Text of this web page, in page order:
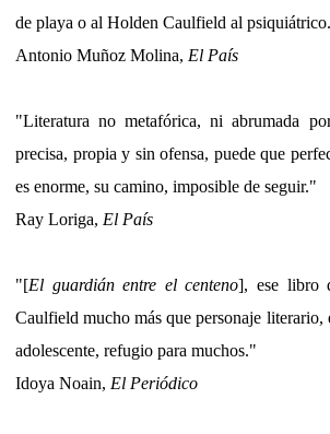
de playa o al Holden Caulfield al
Antonio Muñoz Molina, El País
"Literatura no metafórica, ni abrumada
precisa, propia y sin ofensa, puede que
es enorme, su camino, imposible de seguir."
Ray Loriga, El País
"[El guardián entre el centeno], ese libro
Caulfield mucho más que personaje literario,
adolescente, refugio para muchos."
Idoya Noain, El Periódico